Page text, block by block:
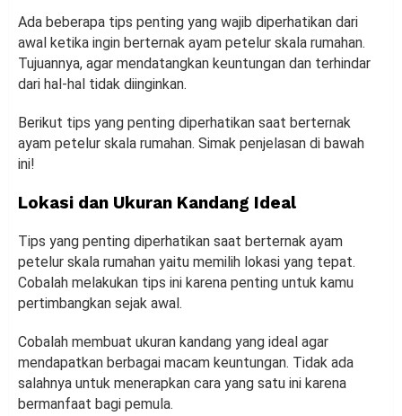
Ada beberapa tips penting yang wajib diperhatikan dari
awal ketika ingin berternak ayam petelur skala rumahan.
Tujuannya, agar mendatangkan keuntungan dan terhindar
dari hal-hal tidak diinginkan.
Berikut tips yang penting diperhatikan saat berternak
ayam petelur skala rumahan. Simak penjelasan di bawah
ini!
Lokasi dan Ukuran Kandang Ideal
Tips yang penting diperhatikan saat berternak ayam
petelur skala rumahan yaitu memilih lokasi yang tepat.
Cobalah melakukan tips ini karena penting untuk kamu
pertimbangkan sejak awal.
Cobalah membuat ukuran kandang yang ideal agar
mendapatkan berbagai macam keuntungan. Tidak ada
salahnya untuk menerapkan cara yang satu ini karena
bermanfaat bagi pemula.